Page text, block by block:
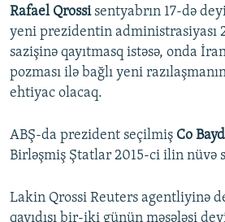
Rafael Qrossi sentyabrın 17-də
yeni prezidentin administrasiyası
sazişinə qayıtmasq istəsə, onda
pozması ilə bağlı yeni
ehtiyac olacaq.
ABŞ-da prezident seçilmiş Co
Birləşmiş Ştatlar 2015-ci ilin nüvə
Lakin Qrossi Reuters agentliyinə
qayıdışı bir-iki günün məsələsi